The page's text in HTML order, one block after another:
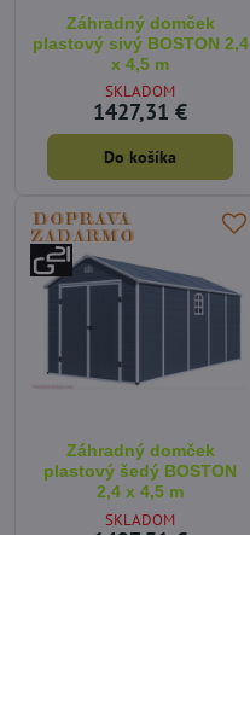
Záhradný domček
plastový sivý BOSTON 2,4
x 4,5 m
SKLADOM
1427,31 €
Do košíka
Záhradný domček
plastový šedý BOSTON
2,4 x 4,5 m
SKLADOM
1427,31 €